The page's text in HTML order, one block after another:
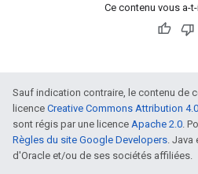
Ce contenu vous a-
Sauf indication contraire, le contenu de
licence Creative Commons Attribution 4.0
sont régis par une licence Apache 2.0.
Règles du site Google Developers. Java
d'Oracle et/ou de ses sociétés affiliées.